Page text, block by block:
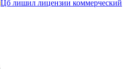
Цб лишил лицензии коммерческий